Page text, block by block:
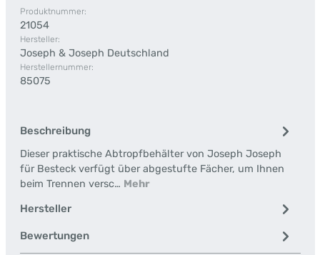
Produktnummer:
21054
Hersteller:
Joseph & Joseph Deutschland
Herstellernummer:
85075
Beschreibung
Dieser praktische Abtropfbehälter von Joseph Joseph
für Besteck verfügt über abgestufte Fächer, um Ihnen
beim Trennen versc… Mehr
Hersteller
Bewertungen